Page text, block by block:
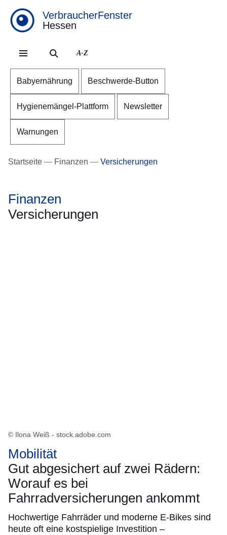
VerbraucherFenster
Hessen
A-Z
Babyernährung Beschwerde-Button
Hygienemängel-Plattform Newsletter
Warnungen
Startseite Finanzen Versicherungen
Finanzen
Versicherungen
© Ilona Weiß - stock.adobe.com
Mobilität
Gut abgesichert auf zwei Rädern:
Worauf es bei
Fahrradversicherungen ankommt
Hochwertige Fahrräder und moderne E-Bikes sind
heute oft eine kostspielige Investition –